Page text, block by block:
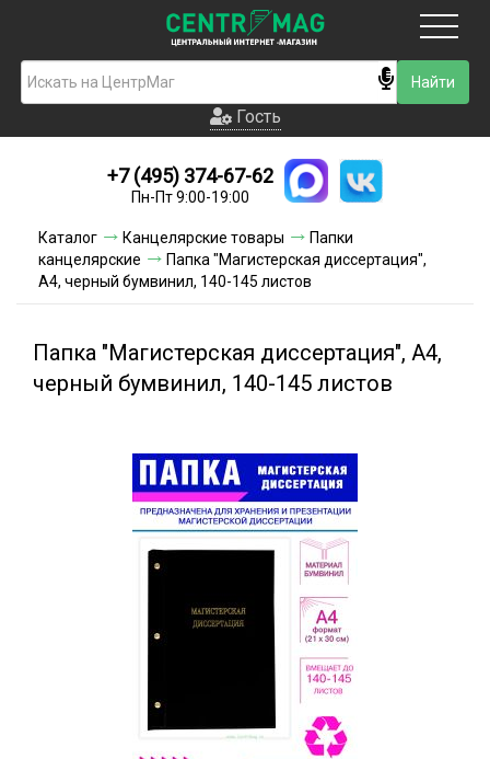
Гость
Новинки
Условия доставки
Условия оплаты
Акции и скидки
Гость
+7 (495) 374-67-62
Пн-Пт 9:00-19:00
Каталог Канцелярские товары
Папки
канцелярские
Папка "Магистерская диссертация",
А4, черный бумвинил, 140-145 листов
Папка "Магистерская диссертация", А4,
черный бумвинил, 140-145 листов